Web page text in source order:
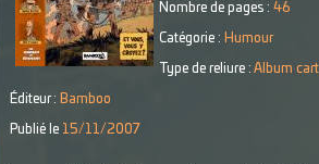
Nombre de pages : 46
Catégorie : Humour
Type de reliure : Album
Éditeur : Bamboo
Publié le 15/11/2007